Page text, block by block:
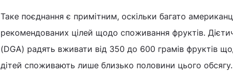
Таке поєднання є примітним, оскільки багато
рекомендованих цілей щодо споживання фруктів.
(DGA) радять вживати від 350 до 600 грамів фруктів
дітей споживають лише близько половини цього обсягу.